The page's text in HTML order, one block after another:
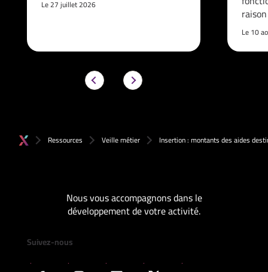
Le 27 juillet 2026
Le 10
Ressources Veille métier Insertion : montants des aides
Nous vous accompagnons dans le
développement de votre activité.
Suivez-nous